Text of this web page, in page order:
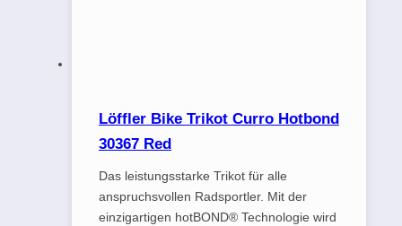
Löffler Bike Trikot Curro Hotbond
30367 Red
Das leistungsstarke Trikot für alle
anspruchsvollen Radsportler. Mit der
einzigartigen hotBOND® Technologie wird